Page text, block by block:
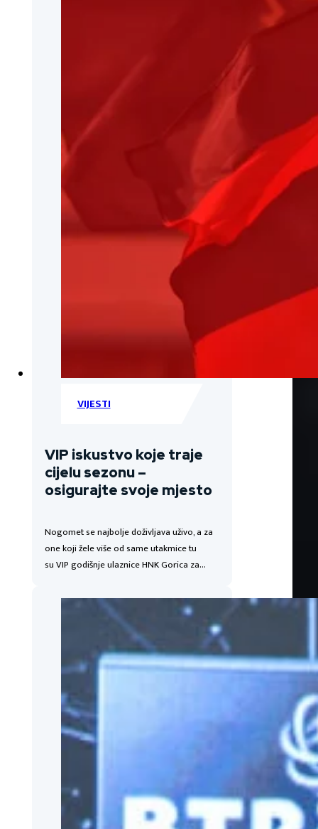
VIJESTI
VIP iskustvo koje traje
cijelu sezonu –
osigurajte svoje mjesto
Nogomet se najbolje doživljava uživo, a za
one koji žele više od same utakmice tu
su VIP godišnje ulaznice HNK Gorica za…